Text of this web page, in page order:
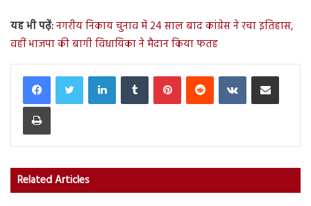
यह भी पढ़ें:नगरीय निकाय चुनाव में 24 साल बाद कांग्रेस ने रचा इतिहास,
वहीं भाजपा की बागी विधायिका ने मैदान किया फतह
LinkedInTumblr PinterestReddit VKontakteShare via Email
Print
Related Articles